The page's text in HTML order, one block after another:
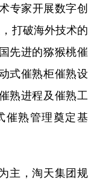
专家开展数字创
打破海外技术的
先进的猕猴桃催
式催熟柜催熟设
熟进程及催熟工
催熟管理奠定基
主，淘天集团规